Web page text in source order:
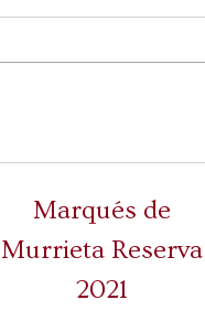
Marqués de
Murrieta Reserva
2021